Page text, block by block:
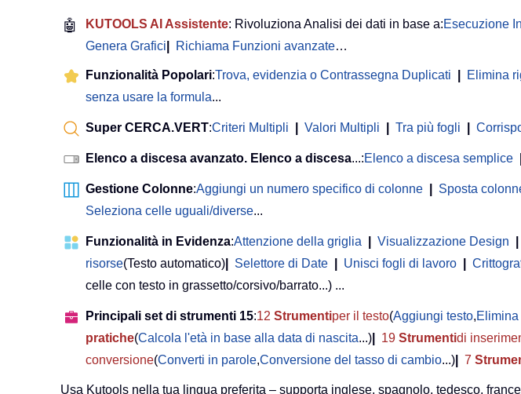
🤖 KUTOOLS AI Assistente: Rivoluziona Analisi dei dati in base a:Esecuzione
Genera Grafici
Richiama Funzioni avanzate…
Funzionalità Popolari:Trova, evidenzia o Contrassegna Duplicati Elimina
senza usare la formula...
Super CERCA.VERT:Criteri Multipli Valori Multipli Tra più fogli
Elenco a discesa avanzato. Elenco a discesa...:Elenco a discesa semplice
Gestione Colonne:Aggiungi un numero specifico di colonne Sposta
Seleziona celle uguali/diverse...
Funzionalità in Evidenza:Attenzione della griglia Visualizzazione Design
risorse(Testo automatico) Selettore di Date Unisci fogli di lavoro
celle con testo in grassetto/corsivo/barrato...) ...
Principali set di strumenti 15:12 Strumentiper il testo(Aggiungi testo,
pratiche(Calcola l'età in base alla data di nascita...) 19 Strumentidi
conversione(Converti in parole,Conversione del tasso di cambio...) 7
Usa Kutools nella tua lingua preferita – supporta inglese, spagnolo, tedesco,